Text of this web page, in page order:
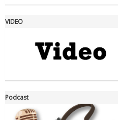
VIDEO
Podcast